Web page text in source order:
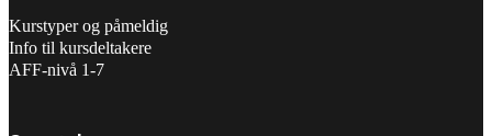
Kurstyper og påmeldig
Info til kursdeltakere
AFF-nivå 1-7